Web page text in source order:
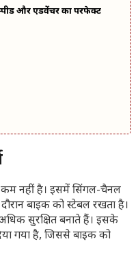
और एडवेंचर का परफेक्ट
नहीं है। इसमें सिंगल-चैनल
बाइक को स्टेबल रखता है।
सुरक्षित बनाते हैं। इसके
गया है, जिससे बाइक को